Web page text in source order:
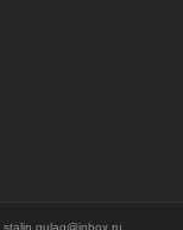
stalin.gulag@inbox.ru